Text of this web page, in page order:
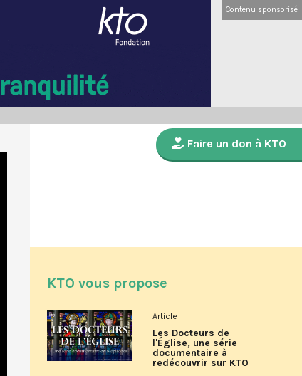
Contenu sponsorisé
Faire un don à KTO
KTO vous propose
Article
Les Docteurs de
l'Église, une série
documentaire à
redécouvrir sur KTO